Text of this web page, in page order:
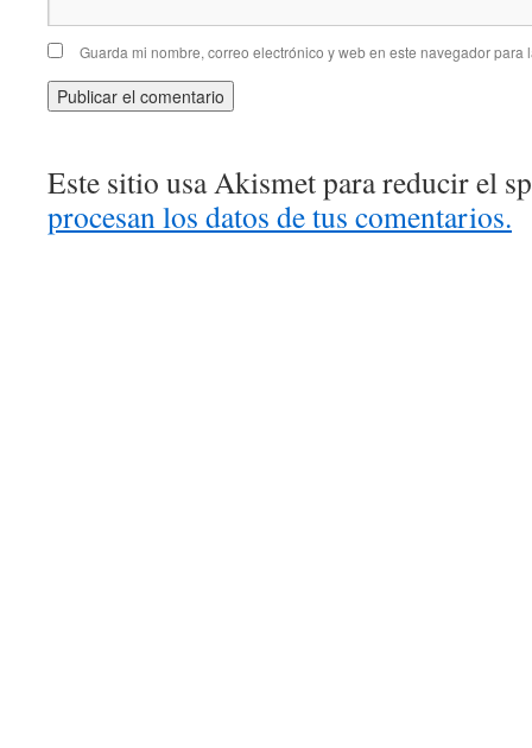
Guarda mi nombre, correo electrónico y web en este navegador para
Este sitio usa Akismet para reducir el
procesan los datos de tus comentarios.